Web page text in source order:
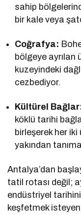
sahip
bir kale veya
Coğrafya:
bölgeye ayrılan
kuzeyindeki
cezbediyor.
Kültürel
köklü tarihi
birleşerek her iki
yakından
Antalya’dan
tatil rotası değil;
endüstriyel tarihini
keşfetmek